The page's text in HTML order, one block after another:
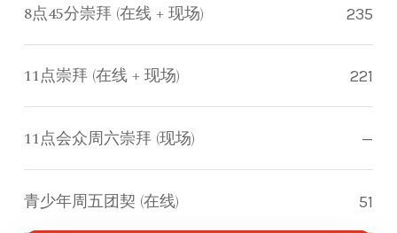
8点45分崇拜 (在线 + 现场) 235
11点崇拜 (在线 + 现场) 221
11点会众周六崇拜 (现场) —
青少年周五团契 (在线) 51